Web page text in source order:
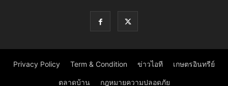
Privacy Policy Term & Condition ข่าวไอที เกษตรอินทรีย์
ตลาดบ้าน กฎหมายความปลอดภัย